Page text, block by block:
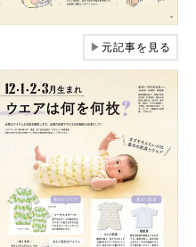
▶元記事を見る